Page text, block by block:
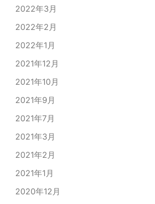
2022年3月
2022年2月
2022年1月
2021年12月
2021年10月
2021年9月
2021年7月
2021年3月
2021年2月
2021年1月
2020年12月